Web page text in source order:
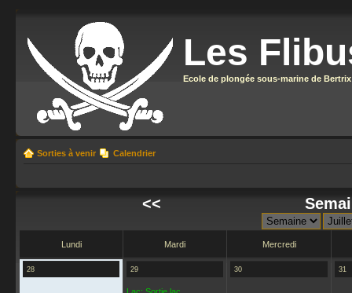
Les
Ecole de plongée sous-marine de Bertrix
Sorties à venir Calendrier
<<
Lundi Mardi Mercredi
28 29 30 31